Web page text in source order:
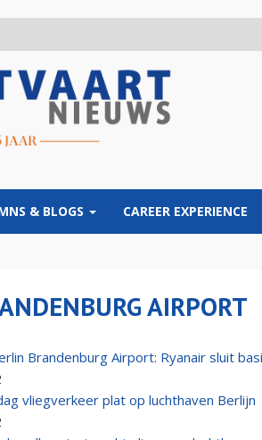
& BLOGS CAREER EXPERIENCE
AIRPORT
Brandenburg Airport: Ryanair sluit
vliegverkeer plat op luchthaven Berlijn